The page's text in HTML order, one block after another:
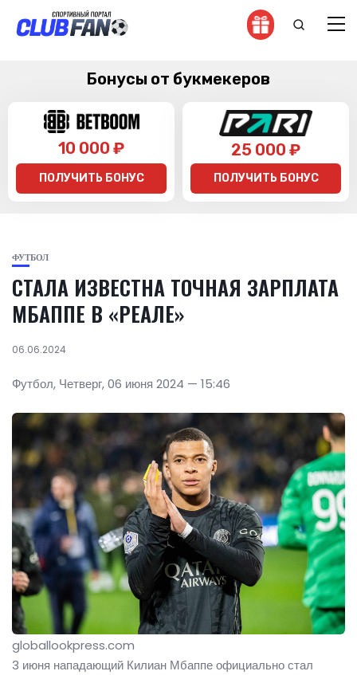
Бонусы от букмекеров
10 000 ₽
ПОЛУЧИТЬ БОНУС
25 000 ₽
ПОЛУЧИТЬ БОНУС
ФУТБОЛ
СТАЛА ИЗВЕСТНА ТОЧНАЯ ЗАРПЛАТА
МБАППЕ В «РЕАЛЕ»
06.06.2024
Футбол, Четверг, 06 июня 2024 — 15:46
globallookpress.com
3 июня нападающий Килиан Мбаппе официально стал